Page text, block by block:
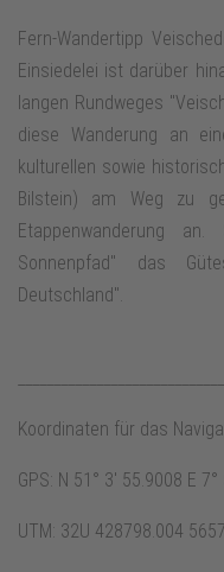
Fern-Wandertipp
Einsiedelei ist darüber
langen Rundweges
diese Wanderung an
kulturellen sowie
Bilstein) am Weg zu
Etappenwanderung
Sonnenpfad" das
Deutschland".
Koordinaten für das
GPS: N 51° 3' 55.9008 E
UTM: 32U 428798.004